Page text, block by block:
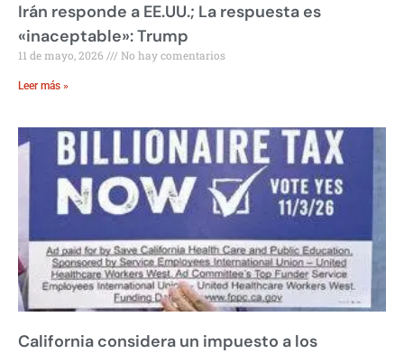
Irán responde a EE.UU.; La respuesta es
«inaceptable»: Trump
11 de mayo, 2026 No hay comentarios
Leer más »
California considera un impuesto a los